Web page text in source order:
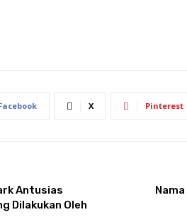
X Pinterest
Antusias
Dilakukan Oleh